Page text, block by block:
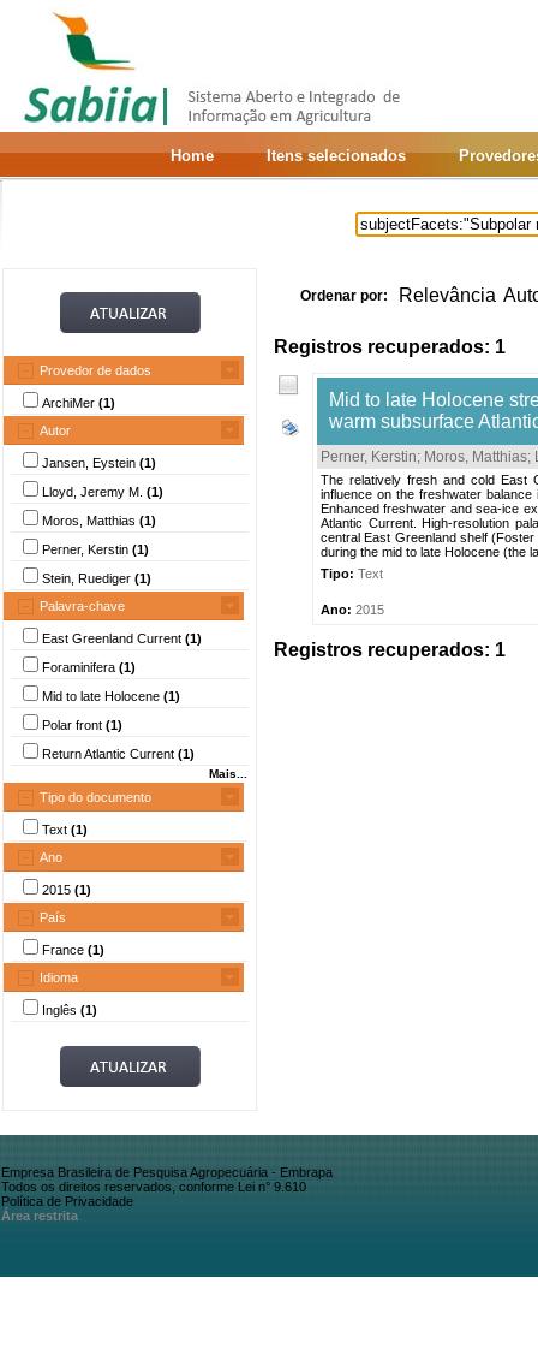
Home Itens selecionados
Provedor de dados
ArchiMer (1)
Autor
Jansen, Eystein (1)
Lloyd, Jeremy M. (1)
Moros, Matthias (1)
Perner, Kerstin (1)
Stein, Ruediger (1)
Palavra-chave
East Greenland Current (1)
Foraminifera (1)
Mid to late Holocene (1)
Polar front (1)
Return Atlantic Current (1)
Mais...
Tipo do documento
Text (1)
Ano
2015 (1)
País
France (1)
Idioma
Inglês (1)
Ordenar por: Relevância
Registros recuperados: 1
Mid to late Holocene
warm subsurface
Perner, Kerstin; Moros, Matthias;
The relatively fresh and cold East
influence on the freshwater
Enhanced freshwater and sea-ice
Atlantic Current. High-resolution
central East Greenland shelf
during the mid to late Holocene (the
Tipo: Text
Ano: 2015
Registros recuperados: 1
Empresa Brasileira de Pesquisa Agropecuária - Embrapa
Todos os direitos reservados, conforme Lei n° 9.610
Política de Privacidade
Área restrita